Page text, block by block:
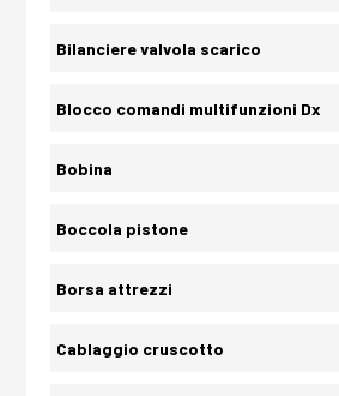
Bilanciere valvola scarico
Blocco comandi multifunzioni Dx
Bobina
Boccola pistone
Borsa attrezzi
Cablaggio cruscotto